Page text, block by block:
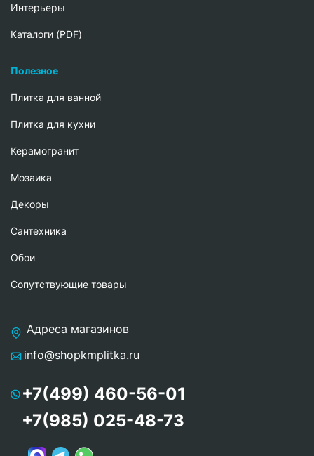
Интерьеры
Каталоги (PDF)
Полезное
Плитка для ванной
Плитка для кухни
Керамогранит
Мозаика
Декоры
Сантехника
Обои
Сопутствующие товары
Адреса магазинов
info@shopkmplitka.ru
+7(499) 460-56-01
+7(985) 025-48-73